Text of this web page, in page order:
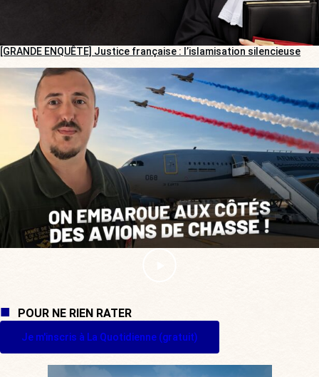
[GRANDE ENQUÊTE] Justice française : l’islamisation silencieuse
POUR NE RIEN RATER
Je m'inscris à La Quotidienne (gratuit)